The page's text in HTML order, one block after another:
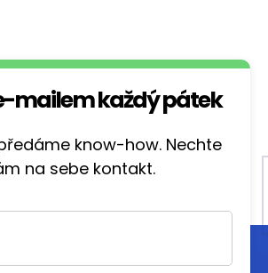
mailem každý pátek
know-how. Nechte
na sebe kontakt.